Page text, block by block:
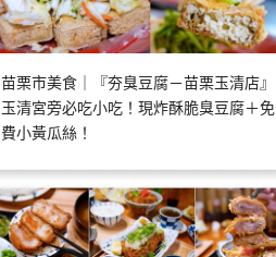
苗栗市美食｜『夯臭豆腐－苗栗玉清店』
玉清宮旁必吃小吃！現炸酥脆臭豆腐＋免
費小黃瓜絲！